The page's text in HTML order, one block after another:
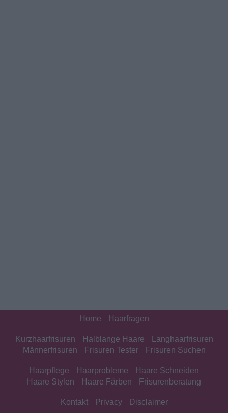
Home Haarfragen
Kurzhaarfrisuren Halblange Haare
Langhaarfrisuren
Männerfrisuren
Frisuren Tester Frisuren Suchen
Haarpflege Haarprobleme
Haare Schneiden
Haare Stylen
Haare Färben Frisurenberatung
Kontakt Privacy Disclaimer